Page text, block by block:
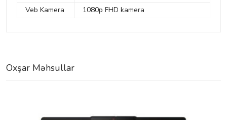
Veb Kamera
1080p FHD kamera
Oxşar Məhsullar